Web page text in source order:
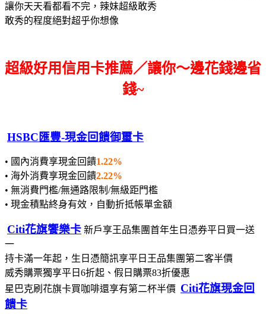
讓你天天看都看不完，辣妹超級敢秀
敢秀的程度絕對超乎你想像
超級好用信用卡推薦／讓你～邊花錢邊省
錢~
HSBC匯豐-現金回饋御璽卡
• 國內消費享現金回饋1.22%
• 海外消費享現金回饋2.22%
• 無消費門檻/無通路限制/無級距門檻
• 現金積點終身有效，自動折抵帳單金額
Citi花旗饗樂卡 新戶享王品集團首年生日憑券平日買一送
一
持卡滿一年起，生日憑簡訊享平日王品集團第二客半價
威秀購票獨享平日6折起、假日購票83折優惠
星巴克刷花旗卡買咖啡還享有第二杯半價 Citi花旗現金回
饋卡